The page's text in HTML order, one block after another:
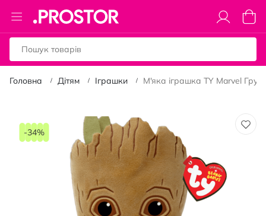
Toggle
Nav
Кошик
Головна Дітям Іграшки М'яка іграшка TY Marvel Грут
кінця
-34%